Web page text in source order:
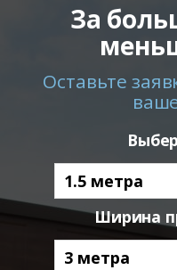
За
Оставьте
Ширина